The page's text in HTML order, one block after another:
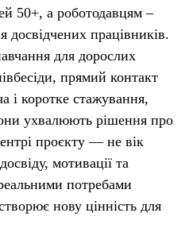
50+, а роботодавцям –
досвідчених працівників.
для дорослих
прямий контакт
і коротке стажування,
ухвалюють рішення про
проєкту — не вік
мотивації та
потребами
нову цінність для